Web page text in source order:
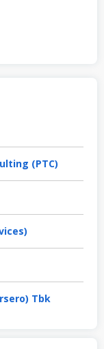
(PTC)
Tbk